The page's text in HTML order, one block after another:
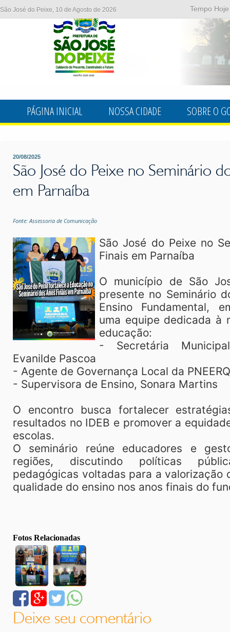
São José do Peixe, 10 de Agosto de 2026 Tempo
PÁGINA INICIAL NOSSA CIDADE SOBRE O
20/08/2025
São José do Peixe no Seminário
em Parnaíba
Fonte: Assessoria de Comunicação
São José do Peixe no
Finais em Parnaíba
O município de São
presente no Seminário
Ensino Fundamental,
uma equipe dedicada à
educação:
- Secretária
Evanilde Pascoa
- Agente de Governança Local da
- Supervisora de Ensino, Sonara Martins
O encontro busca fortalecer
resultados no IDEB e promover a
escolas.
O seminário reúne educadores e
regiões, discutindo políticas
pedagógicas voltadas para a valorização
qualidade do ensino nos anos finais do
Fotos Relacionadas
Deixe seu comentário